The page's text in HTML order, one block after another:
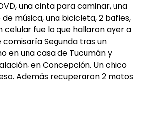
una cinta para caminar, una
música, una bicicleta, 2 bafles,
celular fue lo que hallaron ayer a
comisaría Segunda tras un
en una casa de Tucumán y
en Concepción. Un chico
Además recuperaron 2 motos